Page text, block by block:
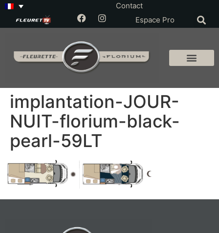
Contact
Espace Pro
implantation-JOUR-
NUIT-florium-black-
pearl-59LT